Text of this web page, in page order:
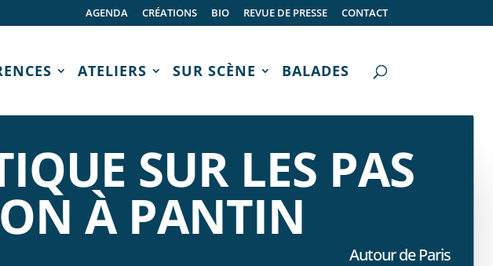
AGENDA CRÉATIONS BIO REVUE DE PRESSE CONTACT
ATELIERS SUR SCÈNE BALADES
SUR LES PAS
À PANTIN
Autour de Paris